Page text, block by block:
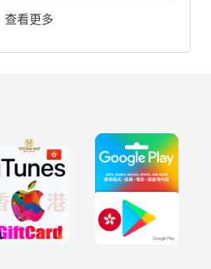
- HK665.00
禮包,支援FPS/轉數快付款
遊戲課金新購物體驗！
禮包HOGame儲值使用
、OS 內購方式儲值；
查看更多